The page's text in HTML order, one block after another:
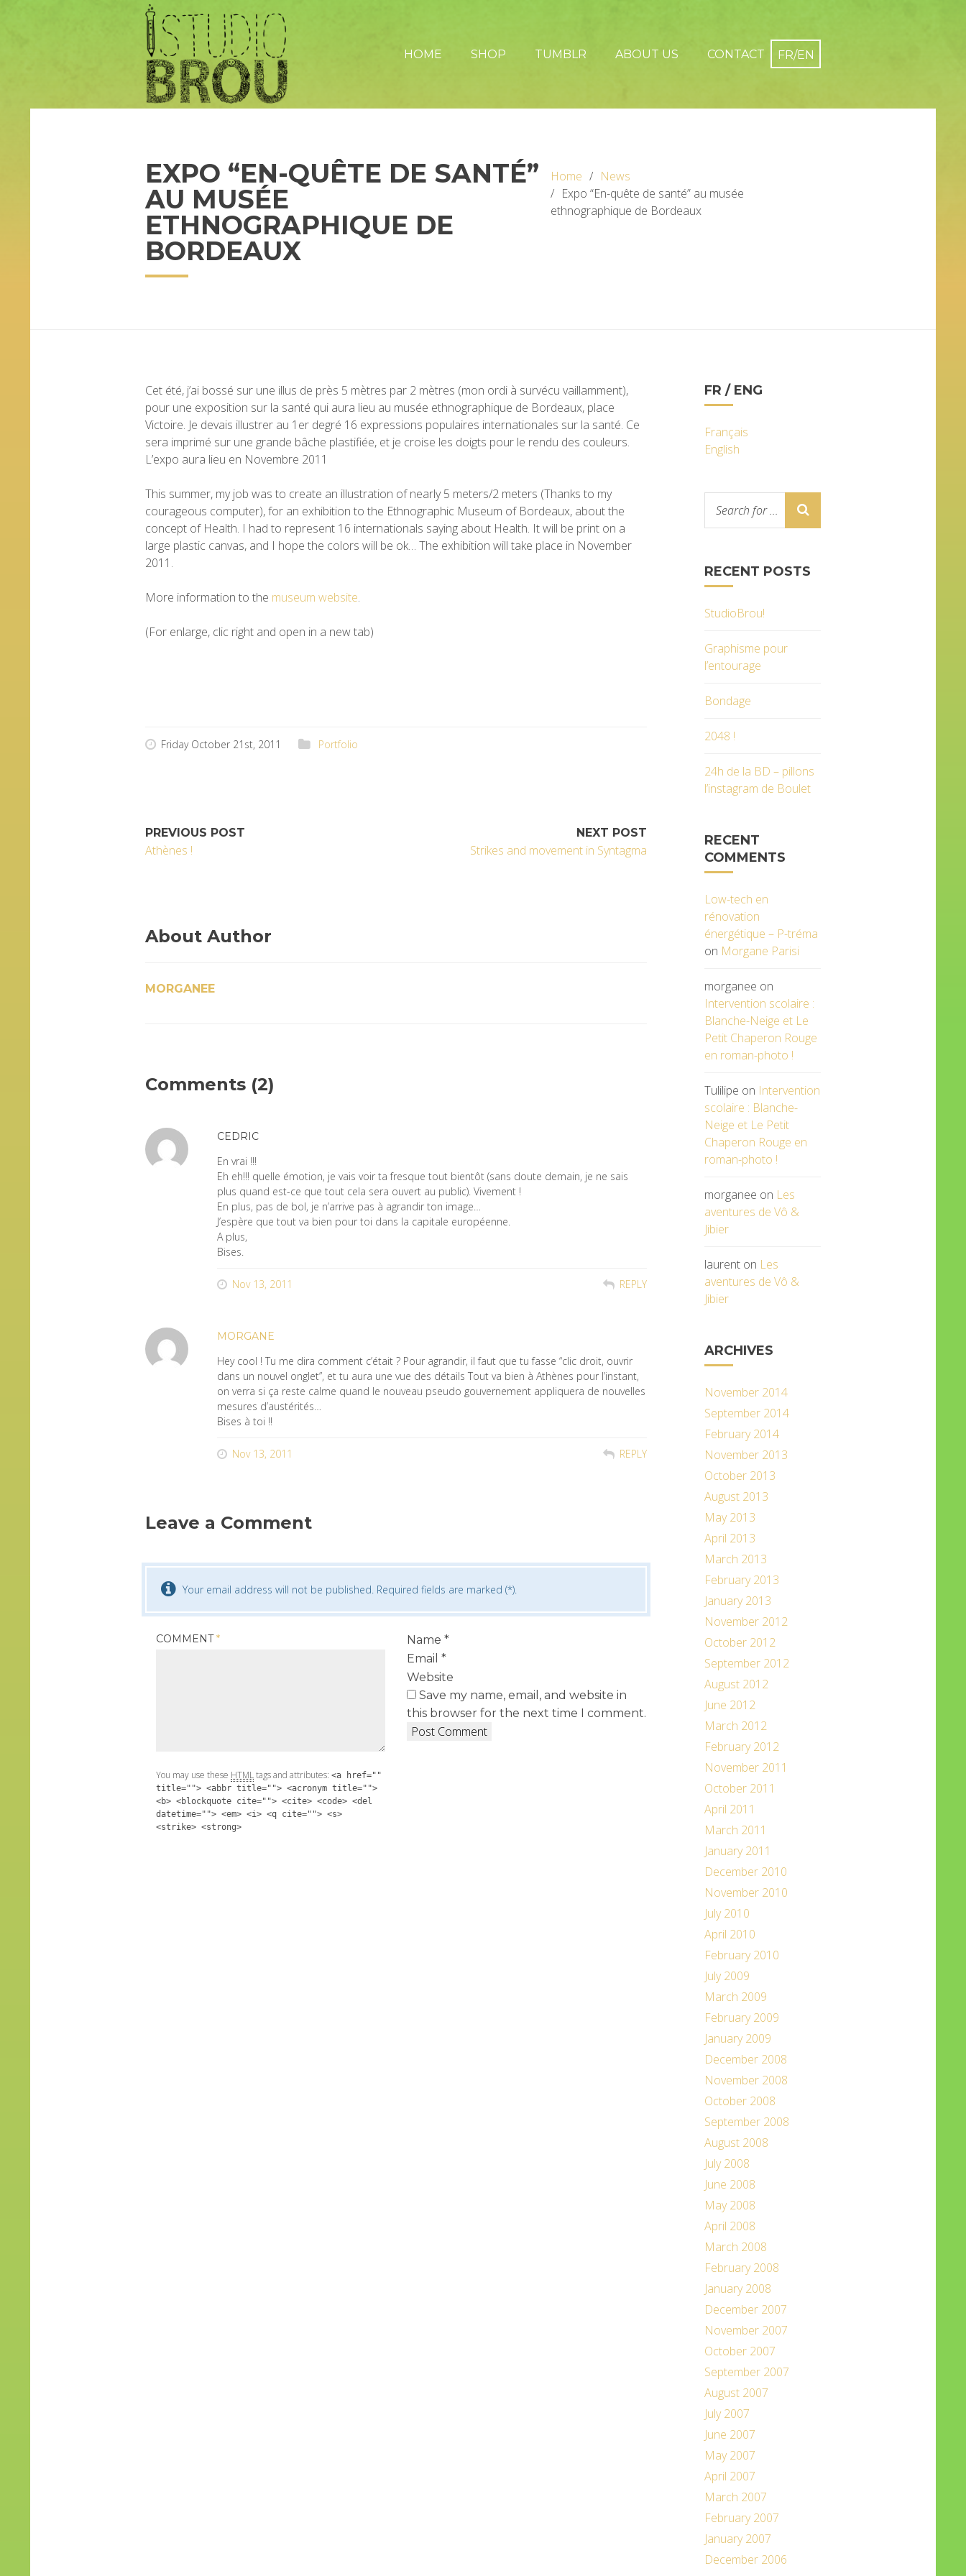
HOME SHOP TUMBLR ABOUT US CONTACT
EXPO “EN-QUÊTE DE SANTÉ”
AU MUSÉE
ETHNOGRAPHIQUE DE
BORDEAUX
Home
News
Expo “En-quête de santé” au musée
ethnographique de Bordeaux
Cet été, j’ai bossé sur une illus de près 5 mètres par 2 mètres (mon ordi à survécu vaillamment),
pour une exposition sur la santé qui aura lieu au musée ethnographique de Bordeaux, place
Victoire. Je devais illustrer au 1er degré 16 expressions populaires internationales sur la santé. Ce
sera imprimé sur une grande bâche plastifiée, et je croise les doigts pour le rendu des couleurs.
L’expo aura lieu en Novembre 2011
This summer, my job was to create an illustration of nearly 5 meters/2 meters (Thanks to my
courageous computer), for an exhibition to the Ethnographic Museum of Bordeaux, about the
concept of Health. I had to represent 16 internationals saying about Health. It will be print on a
large plastic canvas, and I hope the colors will be ok… The exhibition will take place in November
2011.
More information to the museum website.
(For enlarge, clic right and open in a new tab)
Friday October 21st, 2011 Portfolio
PREVIOUS POST
Athènes !
NEXT POST
Strikes and movement in Syntagma
About Author
MORGANEE
Comments (2)
CEDRIC
En vrai !!!
Eh eh!!! quelle émotion, je vais voir ta fresque tout bientôt (sans doute demain, je ne sais
plus quand est-ce que tout cela sera ouvert au public). Vivement !
En plus, pas de bol, je n’arrive pas à agrandir ton image…
J’espère que tout va bien pour toi dans la capitale européenne.
A plus,
Bises.
Nov 13, 2011 REPLY
MORGANE
Hey cool ! Tu me dira comment c’était ? Pour agrandir, il faut que tu fasse “clic droit, ouvrir
dans un nouvel onglet”, et tu aura une vue des détails Tout va bien à Athènes pour l’instant,
on verra si ça reste calme quand le nouveau pseudo gouvernement appliquera de nouvelles
mesures d’austérités…
Bises à toi !!
Nov 13, 2011 REPLY
Leave a Comment
Your email address will not be published. Required fields are marked (*).
COMMENT*
You may use these HTMLtags and attributes: <a href=""
title=""> <abbr title=""> <acronym title="">
<b> <blockquote cite=""> <cite> <code> <del
datetime=""> <em> <i> <q cite=""> <s>
<strike> <strong>
Name *
Email *
Website
Save my name, email, and website in
this browser for the next time I comment.
FR / ENG
Français
English
RECENT POSTS
StudioBrou!
Graphisme pour
l’entourage
Bondage
2048 !
24h de la BD – pillons
l’instagram de Boulet
RECENT
COMMENTS
Low-tech en
rénovation
énergétique – P-tréma
on Morgane Parisi
morganee on
Intervention scolaire :
Blanche-Neige et Le
Petit Chaperon Rouge
en roman-photo !
Tulilipe on Intervention
scolaire : Blanche-
Neige et Le Petit
Chaperon Rouge en
roman-photo !
morganee on Les
aventures de Vô &
Jibier
laurenton Les
aventures de Vô &
Jibier
ARCHIVES
November 2014
September 2014
February 2014
November 2013
October 2013
August 2013
May 2013
April 2013
March 2013
February 2013
January 2013
November 2012
October 2012
September 2012
August 2012
June 2012
March 2012
February 2012
November 2011
October 2011
April 2011
March 2011
January 2011
December 2010
November 2010
July 2010
April 2010
February 2010
July 2009
March 2009
February 2009
January 2009
December 2008
November 2008
October 2008
September 2008
August 2008
July 2008
June 2008
May 2008
April 2008
March 2008
February 2008
January 2008
December 2007
November 2007
October 2007
September 2007
August 2007
July 2007
June 2007
May 2007
April 2007
March 2007
February 2007
January 2007
December 2006